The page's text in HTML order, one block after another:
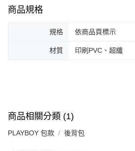
商品規格
規格 依商品頁標示
材質 印刷PVC、超纖
商品相關分類 (1)
PLAYBOY 包款 後背包